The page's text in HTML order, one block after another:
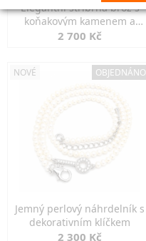
Elegantní stříbrná brož s
koňakovým kamenem a
markazity
2 700 Kč
NOVÉ OBJEDNÁNO
Jemný perlový náhrdelník s
dekorativním klíčkem
2 300 Kč